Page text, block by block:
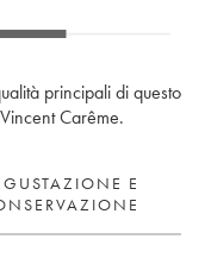
principali di questo
Carême.
E